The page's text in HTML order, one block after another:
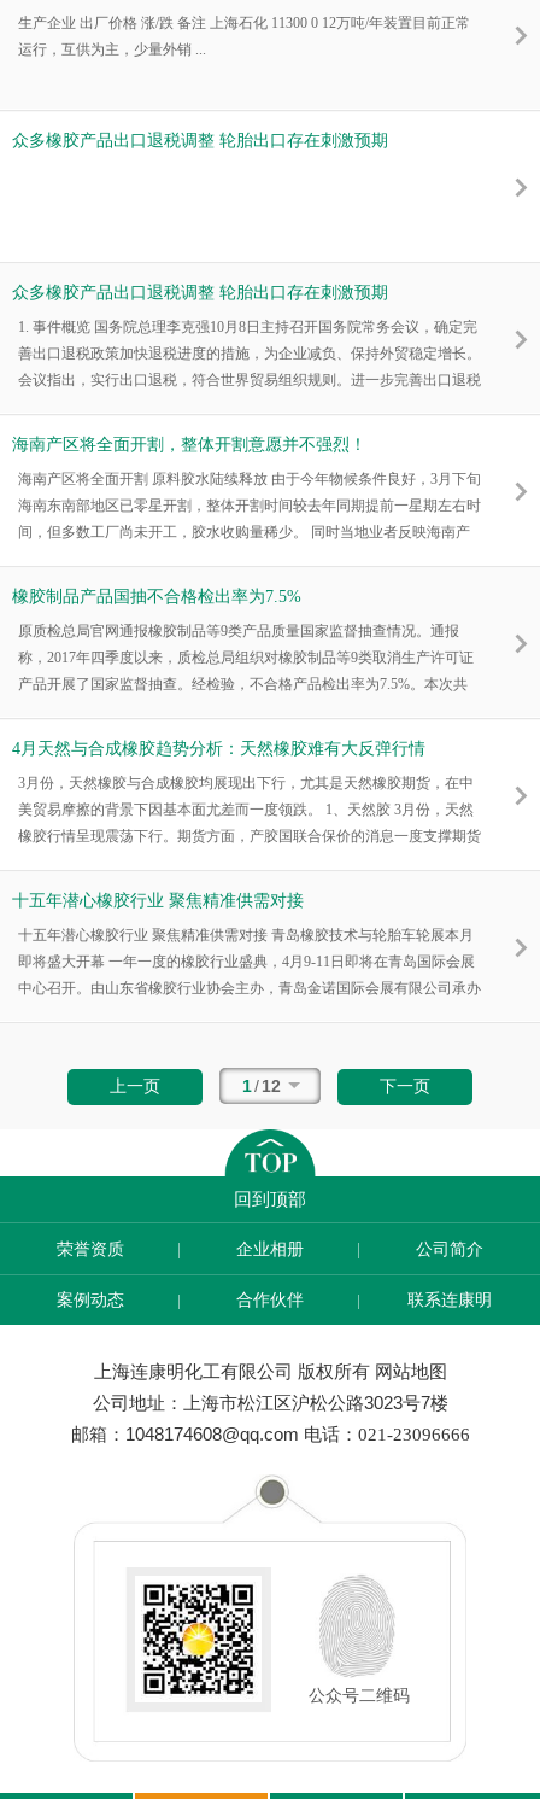
生产企业 出厂价格 涨/跌 备注 上海石化 11300 0 12万吨/年装置目前正常
运行，互供为主，少量外销 ...
众多橡胶产品出口退税调整 轮胎出口存在刺激预期
众多橡胶产品出口退税调整 轮胎出口存在刺激预期
1. 事件概览 国务院总理李克强10月8日主持召开国务院常务会议，确定完
善出口退税政策加快退税进度的措施，为企业减负、保持外贸稳定增长。
会议指出，实行出口退税，符合世界贸易组织规则。进一步完善出口退税
降成本，也有利于应对当前复杂国际形势、保持外贸稳定增长。会议决
行货物出口退税率为15%的和部分13%的提至16%；9%的提至10%，其中
部分提至1
海南产区将全面开割，整体开割意愿并不强烈！
海南产区将全面开割 原料胶水陆续释放 由于今年物候条件良好，3月下旬
海南东南部地区已零星开割，整体开割时间较去年同期提前一星期左右时
间，但多数工厂尚未开工，胶水收购量稀少。 同时当地业者反映海南产
况如下： 随着时间推移，目前海南产区新胶开割区域逐渐放大。 海南橡
12.0元/公斤(制浓乳12.0元/公斤，制全乳12.0元/公斤)，较年前停割前水平
整
橡胶制品产品国抽不合格检出率为7.5%
原质检总局官网通报橡胶制品等9类产品质量国家监督抽查情况。通报
称，2017年四季度以来，质检总局组织对橡胶制品等9类取消生产许可证
产品开展了国家监督抽查。经检验，不合格产品检出率为7.5%。本次共
机、水文仪器、泵、眼镜、输水管、抽油设备、输电线路铁塔和电力金具
家企业生产的5295批次产品合格，产品抽样合格率为92.5%；检出427批
次
4月天然与合成橡胶趋势分析：天然橡胶难有大反弹行情
3月份，天然橡胶与合成橡胶均展现出下行，尤其是天然橡胶期货，在中
美贸易摩擦的背景下因基本面尤差而一度领跌。 1、天然胶 3月份，天然
橡胶行情呈现震荡下行。期货方面，产胶国联合保价的消息一度支撑期货
渐显出弱势。随着美联储加息以及中美贸易摩擦升温，全球大宗商品市场
市虽有回暖迹象，但因基本面并无重大利好，行情整体以震荡运行为主。
现货方面，由于下游企业
十五年潜心橡胶行业 聚焦精准供需对接
十五年潜心橡胶行业 聚焦精准供需对接 青岛橡胶技术与轮胎车轮展本月
即将盛大开幕 一年一度的橡胶行业盛典，4月9-11日即将在青岛国际会展
中心召开。由山东省橡胶行业协会主办，青岛金诺国际会展有限公司承办
胎翻新设备及原料的专业展会。 伴随着国际橡胶工业的高速增长，2018
年展会再创历史新高。将汇集展商490余家，展出面积6万平米，专业论坛
上一页 1/12 下一页
回到顶部
荣誉资质 企业相册 公司简介
案例动态 合作伙伴 联系连康明
上海连康明化工有限公司 版权所有 网站地图
公司地址：上海市松江区沪松公路3023号7楼
邮箱：1048174608@qq.com 电话：021-23096666
公众号二维码